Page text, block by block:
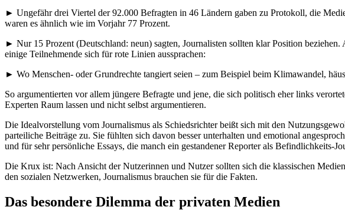
► Ungefähr drei Viertel der 92.000 Befragten in 46 Ländern gaben zu Protokoll, die
waren es ähnlich wie im Vorjahr 77 Prozent.
► Nur 15 Prozent (Deutschland: neun) sagten, Journalisten sollten klar Position
einige Teilnehmende sich für rote Linien aussprachen:
► Wo Menschen- oder Grundrechte tangiert seien – zum Beispiel beim Klimawandel,
So argumentierten vor allem jüngere Befragte und jene, die sich politisch eher links
Experten Raum lassen und nicht selbst argumentieren.
Die Idealvorstellung vom Journalismus als Schiedsrichter beißt sich mit den
parteiliche Beiträge zu. Sie fühlten sich davon besser unterhalten und emotional
und für sehr persönliche Essays, die manch ein gestandener Reporter als Befindlichkeits-
Die Krux ist: Nach Ansicht der Nutzerinnen und Nutzer sollten sich die klassischen
den sozialen Netzwerken, Journalismus brauchen sie für die Fakten.
Das besondere Dilemma der privaten Medien